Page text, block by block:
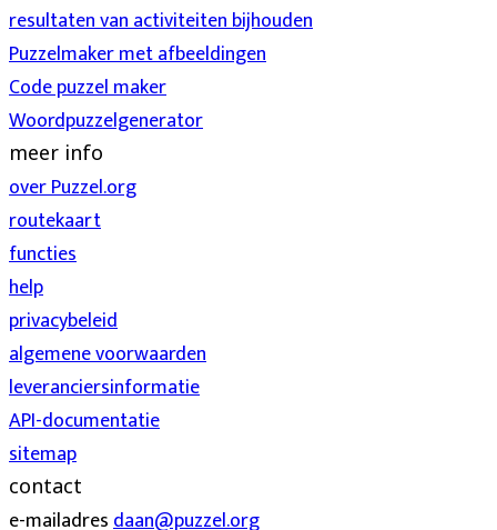
resultaten van activiteiten bijhouden
Puzzelmaker met afbeeldingen
Code puzzel maker
Woordpuzzelgenerator
meer info
over Puzzel.org
routekaart
functies
help
privacybeleid
algemene voorwaarden
leveranciersinformatie
API-documentatie
sitemap
contact
e-mailadresdaan@puzzel.org